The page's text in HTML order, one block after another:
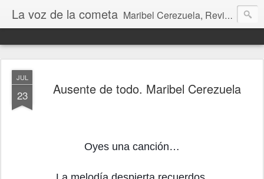
La voz de la cometa Maribel Cerezuela, Revista cultural, Diario voz, La magia de las artes. Tu voz en Internet, Cultura, Literatura, Revista, Fotografías, Audio, Entrevistas, Arte, Ajedrez, Lecturas
JUL
23 Ausente de todo. Maribel Cerezuela
Oyes una canción…